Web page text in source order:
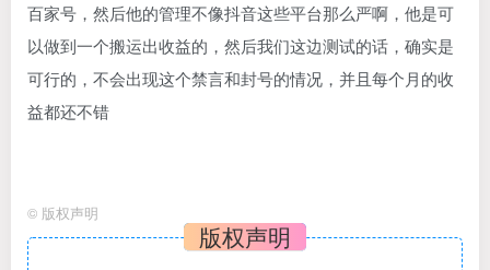
百家号，然后他的管理不像抖音这些平台那么严啊，他是可
以做到一个搬运出收益的，然后我们这边测试的话，确实是
可行的，不会出现这个禁言和封号的情况，并且每个月的收
益都还不错
© 版权声明
版权声明